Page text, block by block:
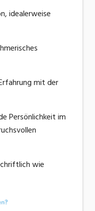
idealerweise
mit der
Persönlichkeit im
wie